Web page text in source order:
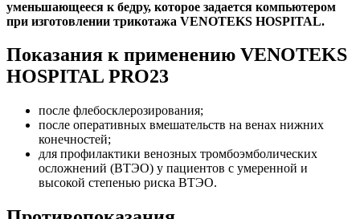
уменьшающееся к бедру, которое задается компьютером
при изготовлении трикотажа VENOTEKS HOSPITAL.
Показания к применению VENOTEKS
HOSPITAL PRO23
после флебосклерозирования;
после оперативных вмешательств на венах нижних
конечностей;
для профилактики венозных тромбоэмболических
осложнений (ВТЭО) у пациентов с умеренной и
высокой степенью риска ВТЭО.